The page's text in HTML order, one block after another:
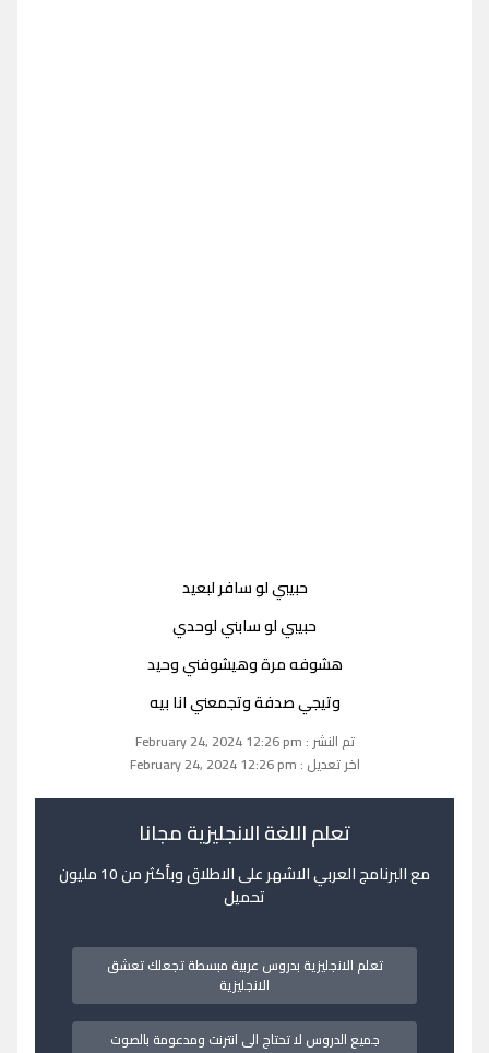
حبيبي لو سافر لبعيد
حبيبي لو سابني لوحدي
هشوفه مرة وهيشوفني وحيد
وتيجي صدفة وتجمعني انا بيه
تم النشر : February 24, 2024 12:26 pm
اخر تعديل : February 24, 2024 12:26 pm
تعلم اللغة الانجليزية مجانا
مع البرنامج العربي الاشهر على الاطلاق وبأكثر من 10 مليون
تحميل
تعلم الانجليزية بدروس عربية مبسطة تجعلك تعشق
الانجليزية
جميع الدروس لا تحتاج الى انترنت ومدعومة بالصوت